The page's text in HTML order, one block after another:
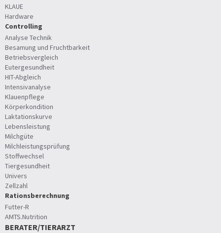
KLAUE
Hardware
Controlling
Analyse Technik
Besamung und Fruchtbarkeit
Betriebsvergleich
Eutergesundheit
HIT-Abgleich
Intensivanalyse
Klauenpflege
Körperkondition
Laktationskurve
Lebensleistung
Milchgüte
Milchleistungsprüfung
Stoffwechsel
Tiergesundheit
Univers
Zellzahl
Rationsberechnung
Futter-R
AMTS.Nutrition
BERATER/TIERARZT